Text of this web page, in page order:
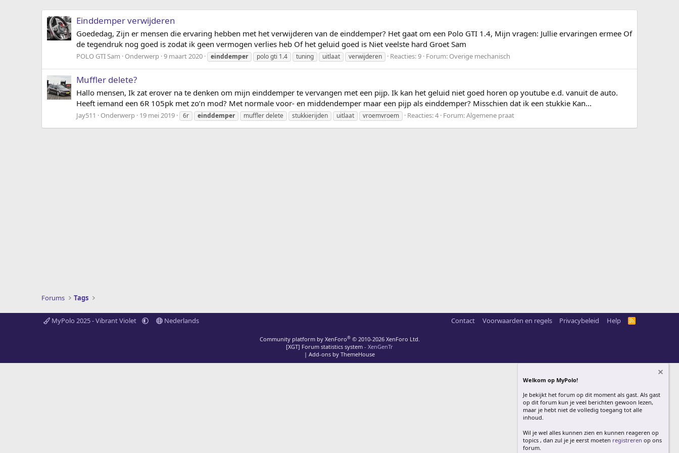
Einddemper verwijderen
Goededag, Zijn er mensen die ervaring hebben met het verwijderen van de einddemper? Het gaat om een Polo GTI 1.4, Mijn vragen: Jullie ervaringen ermee Of
de tegendruk nog goed is zodat ik geen vermogen verlies heb Of het geluid goed is Niet veelste hard Groet Sam
POLO GTI Sam Onderwerp 9 maart 2020 einddemper polo gti 1.4 tuning uitlaat verwijderen Reacties: 9 Forum: Overige mechanisch
Muffler delete?
Hallo mensen, Ik zat erover na te denken om mijn einddemper te vervangen met een pijp. Ik kan het geluid niet goed horen op youtube e.d. vanuit de auto.
Heeft iemand een 6R 105pk met zo’n mod? Met normale voor- en middendemper maar een pijp als einddemper? Misschien dat ik een stukkie Kan...
Jay511 Onderwerp 19 mei 2019 6r einddemper muffler delete stukkierijden uitlaat vroemvroem Reacties: 4 Forum:Algemene praat
Forums Tags
MyPolo 2025 - Vibrant Violet Nederlands Contact Voorwaarden en regels Privacybeleid Help
R
Community platform by XenForo® © 2010-2026 XenForo Ltd.
[XGT] Forum statistics system - XenGenTr
| Add-ons by ThemeHouse
Welkom op MyPolo!
Je bekijkt het forum op dit moment als gast. Als gast
op dit forum kun je veel berichten gewoon lezen,
maar je hebt niet de volledig toegang tot alle
inhoud.
Wil je wel alles kunnen zien en kunnen reageren op
topics , dan zul je je eerst moeten registreren op ons
forum.